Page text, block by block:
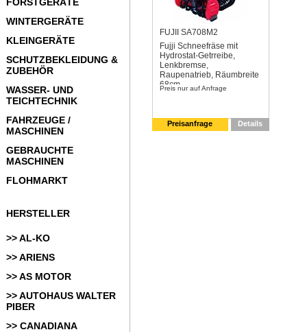
FUJII SA708M2
Fujji Schneefräse mit
Hydrostat-Getrreibe,
Lenkbremse,
Raupenatrieb, Räumbreite
68cm
Preis nur auf Anfrage
Preisanfrage Details
WINTERGERÄTE
KLEINGERÄTE
SCHUTZBEKLEIDUNG &
ZUBEHÖR
WASSER- UND
TEICHTECHNIK
FAHRZEUGE /
MASCHINEN
GEBRAUCHTE
MASCHINEN
FLOHMARKT
HERSTELLER
>> AL-KO
>> ARIENS
>> AS MOTOR
>> AUTOHAUS WALTER
PIBER
>> CANADIANA